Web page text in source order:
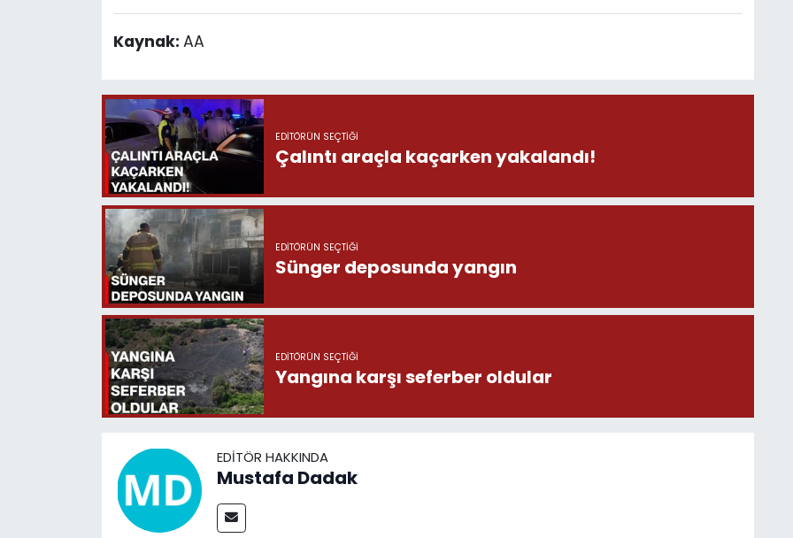
Kaynak: AA
EDITÖRÜN SEÇTIĞI
Çalıntı araçla kaçarken yakalandı!
EDITÖRÜN SEÇTIĞI
Sünger deposunda yangın
EDITÖRÜN SEÇTIĞI
Yangına karşı seferber oldular
EDITÖR HAKKINDA
Mustafa Dadak